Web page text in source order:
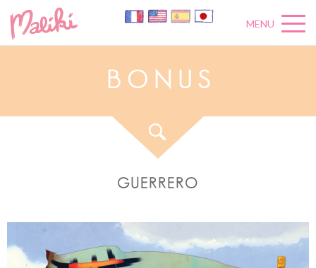
MENU
B O N U S
GUERRERO